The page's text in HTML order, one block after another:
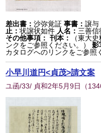
差出書：沙弥覚証 事書：譲
止：状譲状如件 人名： 三善信
その他事項： 刊本：
（東大
ンクをご参照ください。）
影
カタログへのリンクをご参照
小早川道円<貞茂>請文案
ユ函/33/ 貞和2年5月9日 （